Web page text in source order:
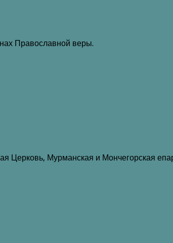
Православной веры.
Церковь, Мурманская и Мончегорская